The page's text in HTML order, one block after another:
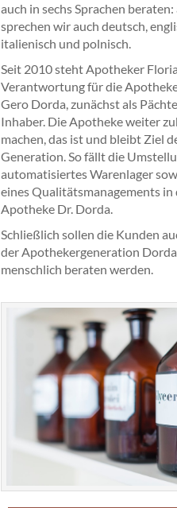
auch in sechs Sprachen
sprechen wir auch deutsch,
italienisch und polnisch.
Seit 2010 steht Apotheker
Verantwortung für die
Gero Dorda, zunächst als
Inhaber. Die Apotheke weiter
machen, das ist und bleibt Ziel
Generation. So fällt die
automatisiertes Warenlager
eines Qualitätsmanagements in
Apotheke Dr. Dorda.
Schließlich sollen die Kunden
der Apothekergeneration
menschlich beraten werden.